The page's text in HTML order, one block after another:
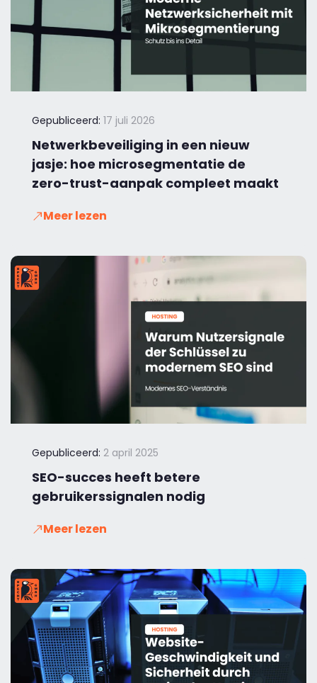
Gepubliceerd: 17 juli 2026
Netwerkbeveiliging in een nieuw
jasje: hoe microsegmentatie de
zero-trust-aanpak compleet maakt
Meer lezen
Gepubliceerd: 2 april 2025
SEO-succes heeft betere
gebruikerssignalen nodig
Meer lezen